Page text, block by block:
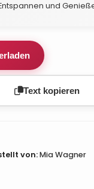
und
Text kopieren
von:Mia Wagner